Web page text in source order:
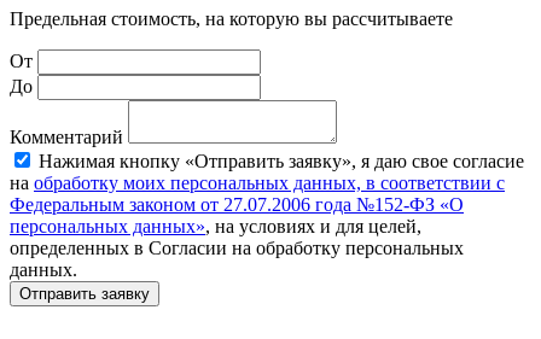
Предельная стоимость, на которую вы рассчитываете
От
До
Комментарий
Нажимая кнопку «Отправить заявку», я даю свое согласие
на обработку моих персональных данных, в соответствии с
Федеральным законом от 27.07.2006 года №152-ФЗ «О
персональных данных», на условиях и для целей,
определенных в Согласии на обработку персональных
данных.
Отправить заявку